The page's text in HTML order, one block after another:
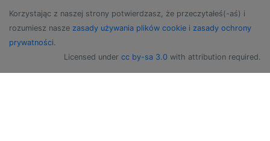
Korzystając z naszej strony potwierdzasz, że przeczytałeś(-aś) i
rozumiesz nasze zasady używania plików cookie i zasady ochrony
prywatności.
Licensed under cc by-sa 3.0 with attribution required.